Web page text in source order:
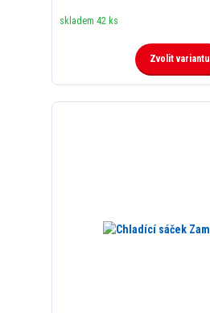
skladem 42 ks
Zvolit variantu